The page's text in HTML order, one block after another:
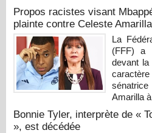
Propos racistes visant
plainte contre Celeste Amarilla
La
(FFF) a
devant
Amarilla
Bonnie Tyler, interprète de «
», est décédée